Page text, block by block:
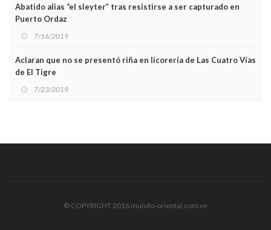
Abatido alias “el sleyter” tras resistirse a ser capturado en
Puerto Ordaz
7/16/2019
Aclaran que no se presentó riña en licorería de Las Cuatro Vías
de El Tigre
7/23/2019
© COPYRIGHT 2016 mundo-oriental.com.ve